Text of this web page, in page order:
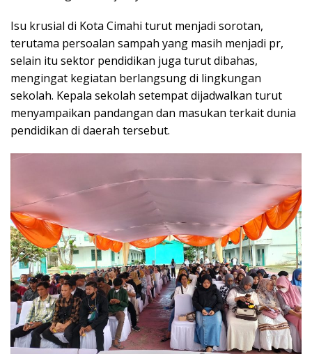
Isu krusial di Kota Cimahi turut menjadi sorotan,
terutama persoalan sampah yang masih menjadi pr,
selain itu sektor pendidikan juga turut dibahas,
mengingat kegiatan berlangsung di lingkungan
sekolah. Kepala sekolah setempat dijadwalkan turut
menyampaikan pandangan dan masukan terkait dunia
pendidikan di daerah tersebut.